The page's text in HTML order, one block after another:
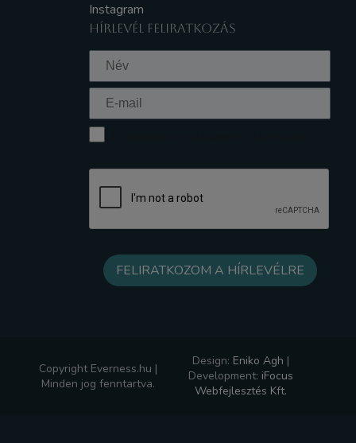
Instagram
HÍRLEVÉL FELIRATKOZÁS
Copyright Everness.hu |
Minden jog fenntartva.
Design: Eniko Agh |
Development: iFocus
Webfejlesztés Kft.